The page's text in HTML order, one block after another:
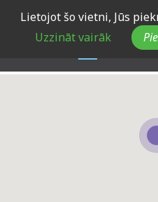
Lietojot šo vietni, Jūs
Uzzināt vairāk